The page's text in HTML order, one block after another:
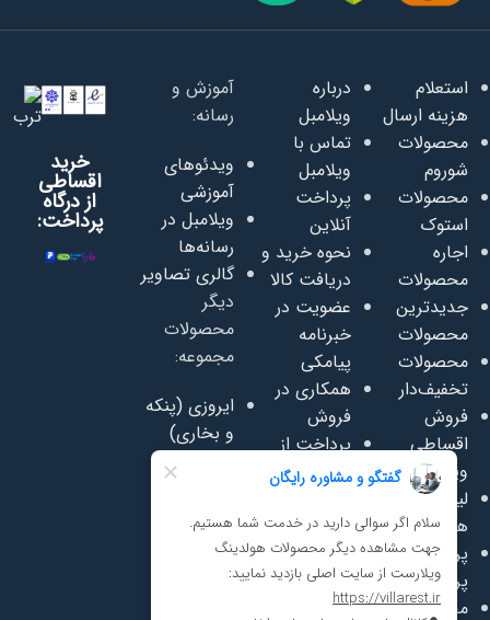
استعلام
هزینه ارسال
محصولات
شوروم
محصولات
استوک
اجاره
محصولات
جدیدترین
محصولات
محصولات
تخفیف‌دار
فروش
اقساطی
ویلامبل
لیست قیمت
همکاری
پرسش‌های
پرتکرار
محصولات
درباره
ویلامبل
تماس با
ویلامبل
پرداخت
آنلاین
نحوه خرید و
دریافت کالا
عضویت در
خبرنامه
پیامکی
همکاری در
فروش
پرداخت از
اعتبار روبیکا
رضایت
مشتریان
مجله ویلامبل
دانلود
آموزش و
رسانه:
ویدئوهای
آموزشی
ویلامبل در
رسانه‌ها
گالری تصاویر
دیگر
محصولات
مجموعه:
ایروزی (پنکه
و بخاری)
وفروش
مبلمان)
سافت پلی
خرید
اقساطی
از درگاه
پرداخت: